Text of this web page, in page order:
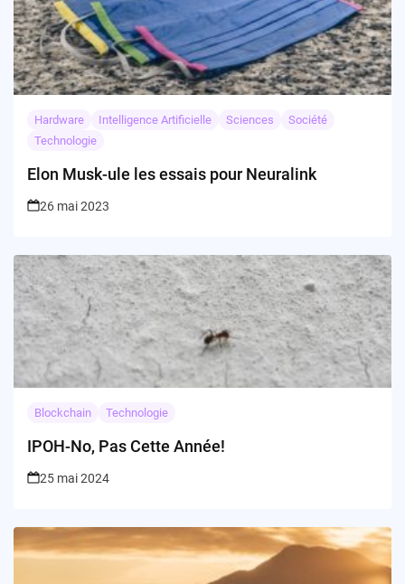
Hardware Intelligence Artificielle Sciences
Société
Technologie
Elon Musk-ule les essais pour Neuralink
26 mai 2023
Blockchain Technologie
IPOH-No, Pas Cette Année!
25 mai 2024